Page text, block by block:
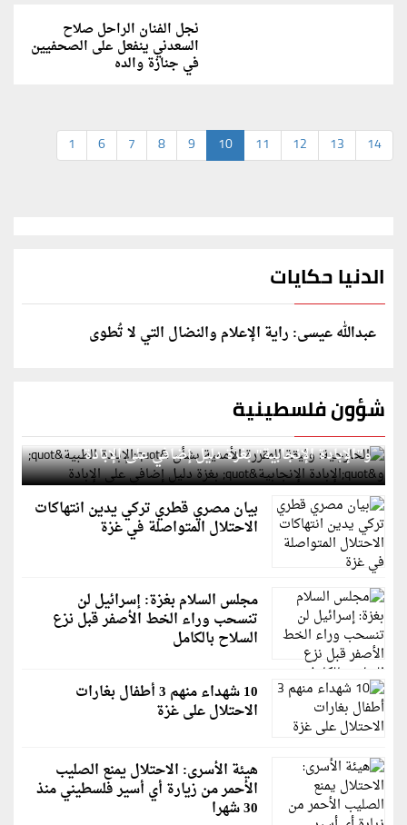
نجل الفنان الراحل صلاح
السعدني ينفعل على الصحفيين
في جنازة والده
1 6 7 8 9 10 11 12 13 14
الدنيا حكايات
عبدالله عيسى: راية الإعلام والنضال التي لا تُطوى
شؤون فلسطينية
الخارجية: وثيقة المقررة الأممية بشأن "الإبادة الطبية"
و"الإبادة الإنجابية" بغزة دليل إضافي على الإبادة
بيان مصري قطري تركي يدين انتهاكات
الاحتلال المتواصلة في غزة
مجلس السلام بغزة: إسرائيل لن
تنسحب وراء الخط الأصفر قبل نزع
السلاح بالكامل
10 شهداء منهم 3 أطفال بغارات
الاحتلال على غزة
هيئة الأسرى: الاحتلال يمنع الصليب
الأحمر من زيارة أي أسير فلسطيني منذ
30 شهرا